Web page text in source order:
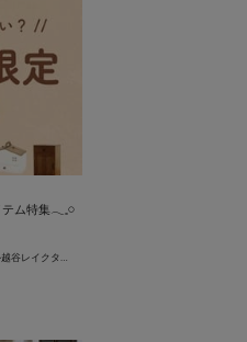
テム特集𓂃𓈒𓏸
イオンモール越谷レイクタウン店